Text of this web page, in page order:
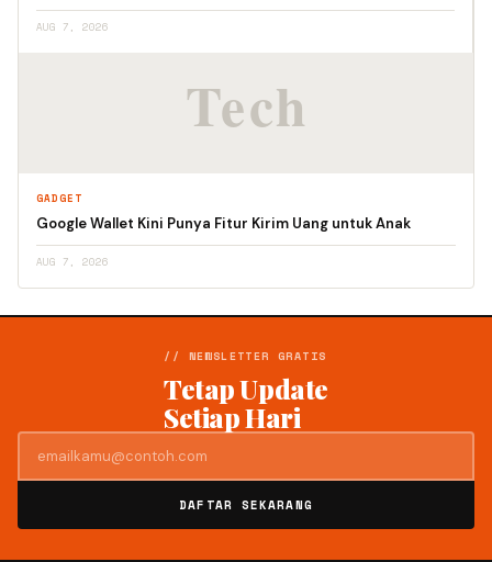
AUG 7, 2026
GADGET
Google Wallet Kini Punya Fitur Kirim Uang untuk Anak
AUG 7, 2026
// NEWSLETTER GRATIS
Tetap Update
Setiap Hari
DAFTAR SEKARANG